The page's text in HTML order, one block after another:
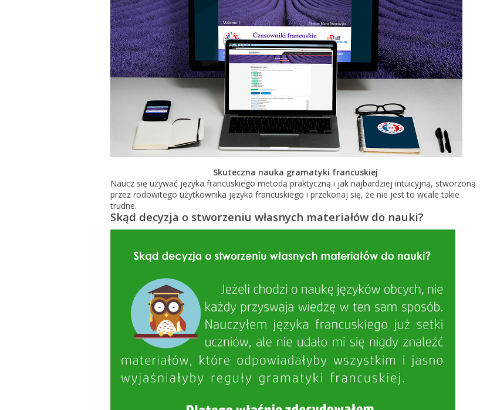
Skuteczna nauka gramatyki francuskiej
Naucz się używać języka francuskiego metodą praktyczną i jak najbardziej intuicyjną, stworzoną
przez rodowitego użytkownika języka francuskiego i przekonaj się, że nie jest to wcale takie
trudne.
Skąd decyzja o stworzeniu własnych materiałów do nauki?